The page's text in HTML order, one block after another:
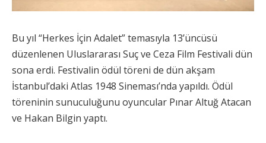
Bu yıl “Herkes İçin Adalet” temasıyla 13’üncüsü
düzenlenen Uluslararası Suç ve Ceza Film Festivali dün
sona erdi. Festivalin ödül töreni de dün akşam
İstanbul’daki Atlas 1948 Sineması’nda yapıldı. Ödül
töreninin sunuculuğunu oyuncular Pınar Altuğ Atacan
ve Hakan Bilgin yaptı.